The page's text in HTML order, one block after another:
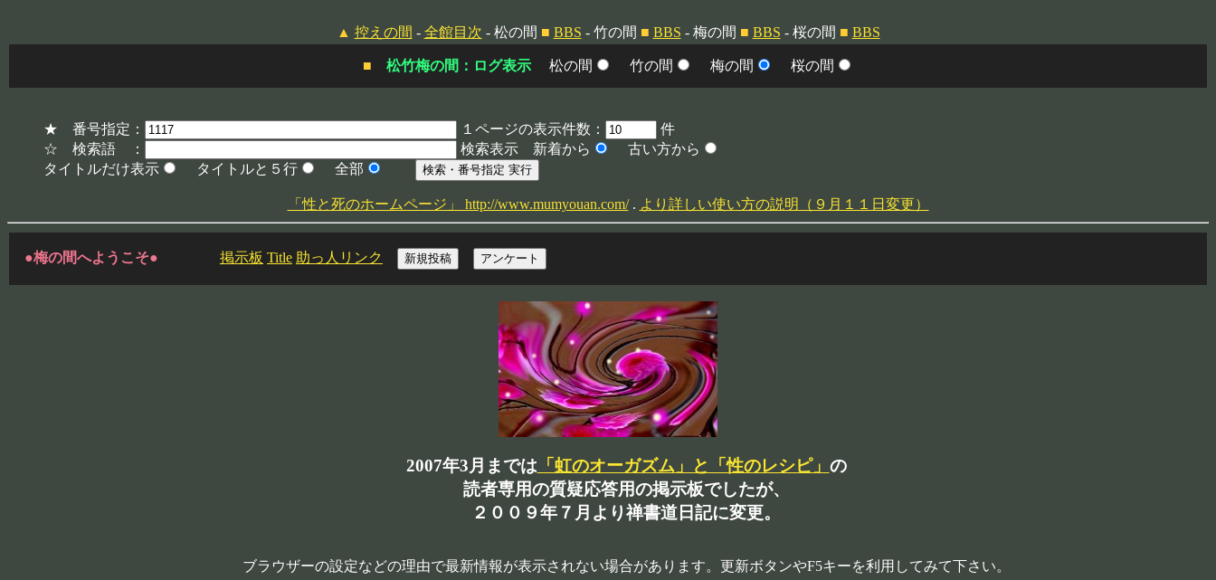
▲ 控えの間 - 全館目次 - 松の間 ■ BBS - 竹の間 ■ BBS - 梅の間 ■ BBS - 桜の間 ■ BBS
■ 松竹梅の間：ログ表示 松の間 竹の間 梅の間 桜の間
★ 番号指定： １ページの表示件数：
件
☆ 検索語 ：
検索表示 新着から
古い方から
タイトルだけ表示
タイトルと５行 全部
「性と死のホームページ」 http://www.mumyouan.com/. より詳しい使い方の説明（９月１１日変更）
●梅の間へようこそ● 掲示板 Title 助っ人リンク
2007年3月までは 「虹のオーガズム」と「性のレシピ」 の
読者専用の質疑応答用の掲示板でしたが、
２００９年７月より禅書道日記に変更。
ブラウザーの設定などの理由で最新情報が表示されない場合があります。更新ボタンやF5キーを利用してみて下さい。